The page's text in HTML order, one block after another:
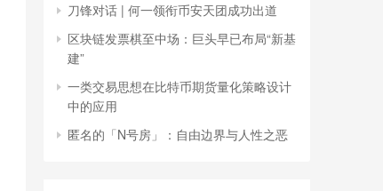
刀锋对话 | 何一领衔币安天团成功出道
区块链发票棋至中场：巨头早已布局“新基
建”
一类交易思想在比特币期货量化策略设计
中的应用
匿名的「N号房」：自由边界与人性之恶